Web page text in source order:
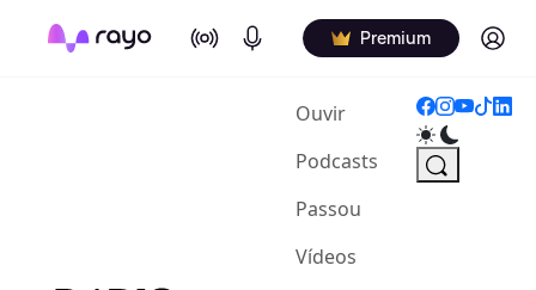
On Air Podcasts Premium Log in
Ouvir(current)
Podcasts
Passou
Vídeos